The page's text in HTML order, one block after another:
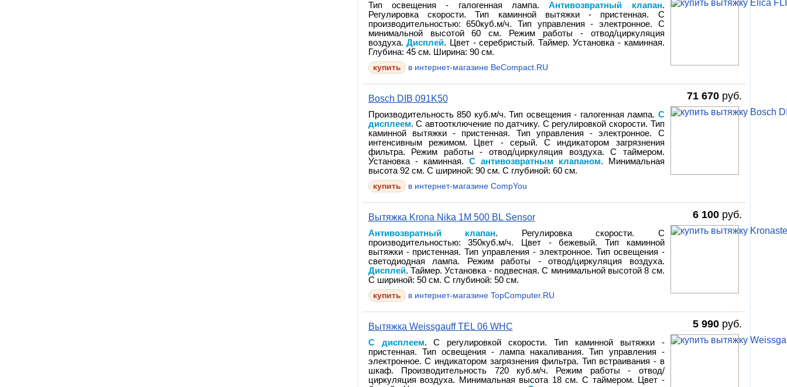
Тип освещения - галогенная лампа.Антивозвратный клапан.
Регулировка скорости. Тип каминной вытяжки - пристенная. С
производительностью: 650куб.м/ч. Тип управления - электронное. С
минимальной высотой 60 см. Режим работы - отвод/циркуляция
воздуха.Дисплей. Цвет - серебристый. Таймер. Установка - каминная.
Глубина: 45 см. Ширина: 90 см.
в интернет-магазине BeCompact.RU
71 670руб.
Bosch DIB 091K50
Производительность 850 куб.м/ч. Тип освещения - галогенная лампа. С
дисплеем. С автоотключение по датчику. С регулировкой скорости. Тип
каминной вытяжки - пристенная. Тип управления - электронное. С
интенсивным режимом. Цвет - серый. С индикатором загрязнения
фильтра. Режим работы - отвод/циркуляция воздуха. С таймером.
Установка - каминная. С антивозвратным клапаном. Минимальная
высота 92 см. С шириной: 90 см. С глубиной: 60 см.
в интернет-магазине CompYou
6 100руб.
Вытяжка Krona Nika 1M 500 BL Sensor
Антивозвратный клапан. Регулировка скорости. С
производительностью: 350куб.м/ч. Цвет - бежевый. Тип каминной
вытяжки - пристенная. Тип управления - электронное. Тип освещения -
светодиодная лампа. Режим работы - отвод/циркуляция воздуха.
Дисплей. Таймер. Установка - подвесная. С минимальной высотой 8 см.
С шириной: 50 см. С глубиной: 50 см.
в интернет-магазине TopComputer.RU
5 990руб.
Вытяжка Weissgauff TEL 06 WHC
С дисплеем. С регулировкой скорости. Тип каминной вытяжки -
пристенная. Тип освещения - лампа накаливания. Тип управления -
электронное. С индикатором загрязнения фильтра. Тип встраивания - в
шкаф. Производительность 720 куб.м/ч. Режим работы - отвод/
циркуляция воздуха. Минимальная высота 18 см. С таймером. Цвет -